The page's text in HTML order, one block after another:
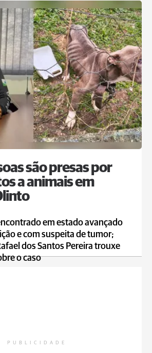
são presas por
a animais em
em estado avançado
e com suspeita de tumor;
dos Santos Pereira trouxe
o caso
PUBLICIDADE